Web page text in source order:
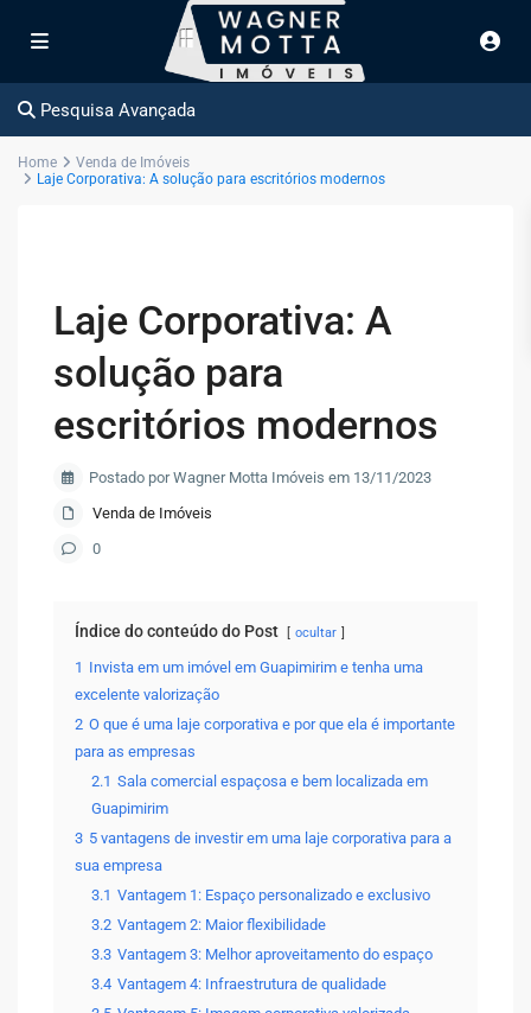
Pesquisa Avançada
Home
Venda de Imóveis
Laje Corporativa: A solução para escritórios modernos
Laje Corporativa: A
solução para
escritórios modernos
Postado por Wagner Motta Imóveis em 13/11/2023
Venda de Imóveis
0
Índice do conteúdo do Post ocultar
1 Invista em um imóvel em Guapimirim e tenha uma
excelente valorização
2 O que é uma laje corporativa e por que ela é importante
para as empresas
2.1 Sala comercial espaçosa e bem localizada em
Guapimirim
3 5 vantagens de investir em uma laje corporativa para a
sua empresa
3.1 Vantagem 1: Espaço personalizado e exclusivo
3.2 Vantagem 2: Maior flexibilidade
3.3 Vantagem 3: Melhor aproveitamento do espaço
3.4 Vantagem 4: Infraestrutura de qualidade